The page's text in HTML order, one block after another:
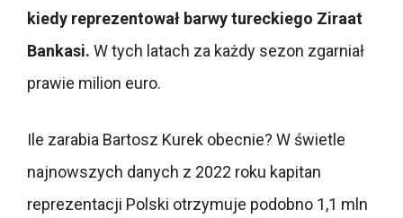
kiedy reprezentował barwy tureckiego Ziraat
Bankasi. W tych latach za każdy sezon zgarniał
prawie milion euro.
Ile zarabia Bartosz Kurek obecnie? W świetle
najnowszych danych z 2022 roku kapitan
reprezentacji Polski otrzymuje podobno 1,1 mln